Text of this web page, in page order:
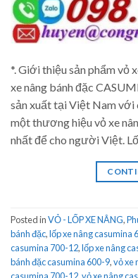
*. Giới thiệu sản phẩm vỏ
xe nâng bánh đặc
sản xuất tại Việt Nam với
một thương hiệu vỏ xe
nhất để cho người Việt.
Posted inVỎ - LỐP XE NÂNG,
bánh đặc,lốp xe nâng casumina
casumina 700-12,lốp xe nâng
bánh đặc casumina 600-9,vỏ xe